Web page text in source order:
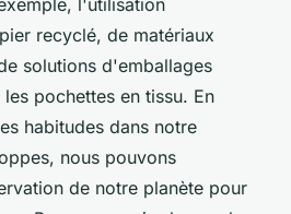
recyclé, de matériaux
solutions d'emballages
pochettes en tissu. En
habitudes dans notre
nous pouvons
de notre planète pour